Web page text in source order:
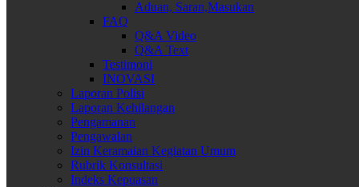
Aduan, Saran,Masukan
FAQ
Q&A Video
Q&A Text
Testimoni
INOVASI
Laporan Polisi
Laporan Kehilangan
Pengamanan
Pengawalan
Izin Keramaian Kegiatan Umum
Rubrik Konsultasi
Indeks Kepuasan